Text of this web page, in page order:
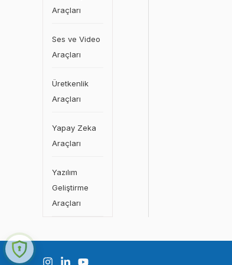
Araçları
Ses ve Video
Araçları
Üretkenlik
Araçları
Yapay Zeka
Araçları
Yazılım
Geliştirme
Araçları